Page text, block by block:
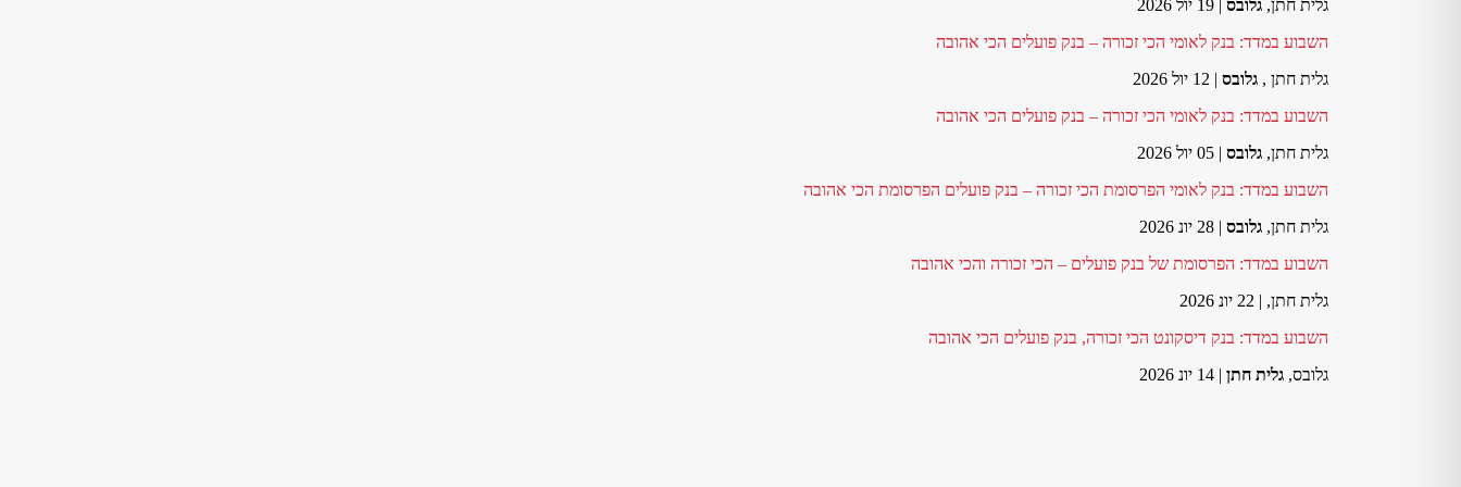
גלית חתן, גלובס
השבוע במדד: בנק לאומי הכי זכורה – בנק פועלים הכי אהובה
גלית חתן , גלובס | 12 יול 2026
השבוע במדד: בנק לאומי הכי זכורה – בנק פועלים הכי אהובה
גלית חתן, גלובס | 05 יול 2026
השבוע במדד: בנק לאומי הפרסומת הכי זכורה – בנק פועלים הפרסומת הכי אהובה
גלית חתן, גלובס | 28 יונ 2026
השבוע במדד: הפרסומת של בנק פועלים – הכי זכורה והכי אהובה
גלית חתן, | 22 יונ 2026
השבוע במדד: בנק דיסקונט הכי זכורה, בנק פועלים הכי אהובה
גלובס, גלית חתן | 14 יונ 2026